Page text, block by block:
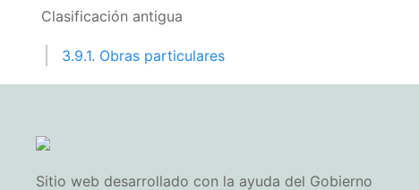
Clasificación antigua
3.9.1. Obras particulares
Sitio web desarrollado con la ayuda del Gobierno